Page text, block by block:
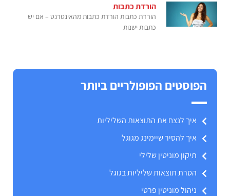
הורדת כתבות
הורדת כתבות הורדת כתבות מהאינטרנט – אם יש
כתבות ישנות
הפוסטים הפופולריים ביותר
איך לנצח את התוצאות השליליות
איך להסיר שיימינג מגוגל
תיקון מוניטין שלילי
הסרת תוצאות שליליות בגוגל
ניהול מוניטין פרטי